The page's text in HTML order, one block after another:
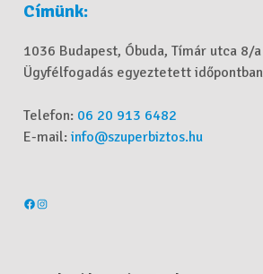
Címünk:
1036 Budapest, Óbuda, Tímár utca 8/a
Ügyfélfogadás egyeztetett időpontban
Telefon: 06 20 913 6482
E-mail:info@szuperbiztos.hu